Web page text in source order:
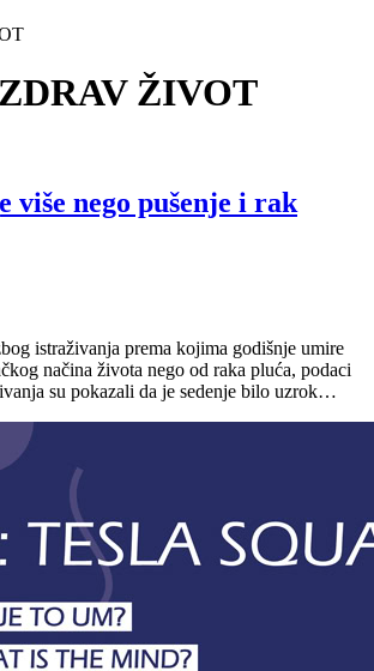
ZDRAV ŽIVOT
više nego pušenje i rak
istraživanja prema kojima godišnje umire
načina života nego od raka pluća, podaci
su pokazali da je sedenje bilo uzrok…